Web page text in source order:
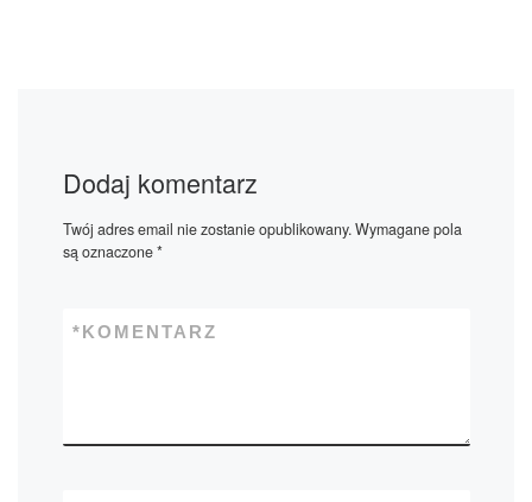
Dodaj komentarz
Twój adres email nie zostanie opublikowany.Wymagane pola
są oznaczone*
KOMENTARZ
*